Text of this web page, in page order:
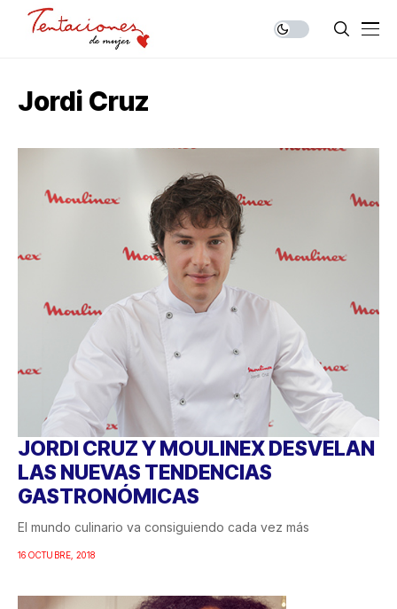
Jordi Cruz
JORDI CRUZ Y MOULINEX DESVELAN
LAS NUEVAS TENDENCIAS
GASTRONÓMICAS
El mundo culinario va consiguiendo cada vez más
16 OCTUBRE, 2018